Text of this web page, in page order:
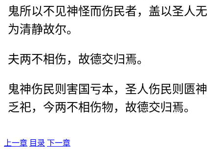
鬼所以不见神怪而伤民者，盖以圣人无
为清静故尔。
夫两不相伤，故德交归焉。
鬼神伤民则害国亏本，圣人伤民则匮神
乏祀，今两不相伤物，故德交归焉。
上一章 目录 下一章